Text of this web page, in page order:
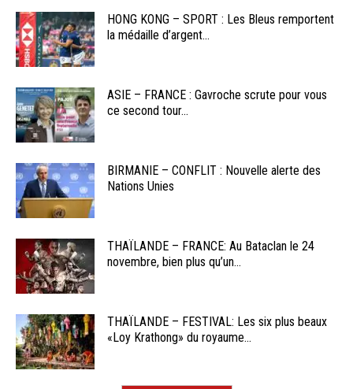
HONG KONG – SPORT : Les Bleus remportent
la médaille d’argent...
ASIE – FRANCE : Gavroche scrute pour vous
ce second tour...
BIRMANIE – CONFLIT : Nouvelle alerte des
Nations Unies
THAÏLANDE – FRANCE: Au Bataclan le 24
novembre, bien plus qu’un...
THAÏLANDE – FESTIVAL: Les six plus beaux
«Loy Krathong» du royaume...